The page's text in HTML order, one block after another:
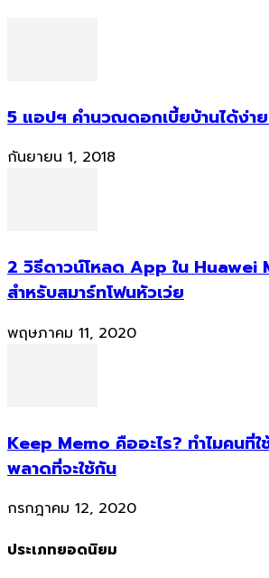
5 แอปฯ คำนวณดอกเบี้ยบ้านได้ง่า
กันยายน 1, 2018
2 วิธีดาวน์โหลด App ใน Huawei
สำหรับสมาร์ทโฟนหัวเว่ย
พฤษภาคม 11, 2020
Keep Memo คืออะไร? ทำไมคนที่ใ
พลาดที่จะใช้กัน
กรกฎาคม 12, 2020
ประเภทยอดนิยม